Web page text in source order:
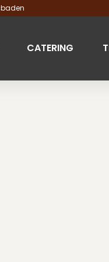
CATERING